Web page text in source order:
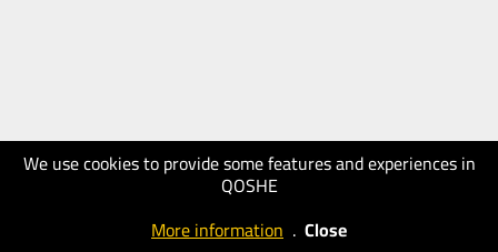
We use cookies to provide some features and experiences in
QOSHE
More information . Close